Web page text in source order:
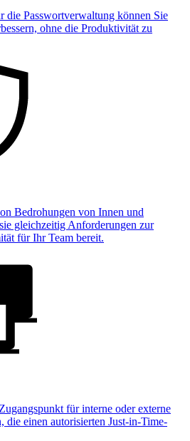
Passwortverwaltung können Sie
ohne die Produktivität zu
Bedrohungen von Innen und
gleichzeitig Anforderungen zur
für Ihr Team bereit.
für interne oder externe
die einen autorisierten Just-in-Time-